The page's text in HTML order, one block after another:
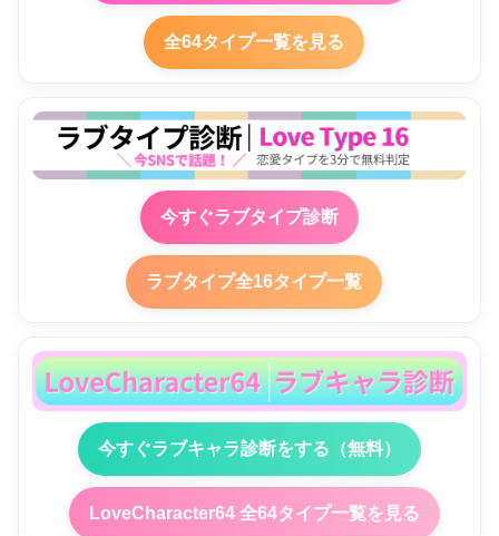
全64タイプ一覧を見る
今すぐラブタイプ診断
ラブタイプ全16タイプ一覧
今すぐラブキャラ診断をする（無料）
LoveCharacter64 全64タイプ一覧を見る